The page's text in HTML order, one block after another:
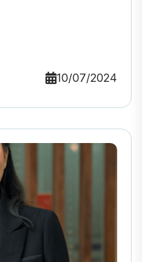
10/07/2024